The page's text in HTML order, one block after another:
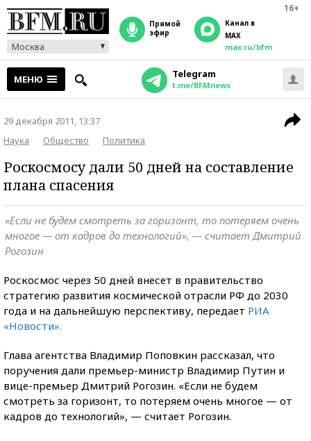
16+
Москва
прямой
эфир
Канал в
MAX
max.ru/bfm
МЕНЮ Telegram
t.me/BFMnews
29 декабря 2011, 13:37
Наука
Общество Политика
Роскосмосу дали 50 дней на составление
плана спасения
«Если не будем смотреть за горизонт, то потеряем очень
многое — от кадров до технологий», — считает Дмитрий
Рогозин
Роскосмос через 50 дней внесет в правительство
стратегию развития космической отрасли РФ до 2030
года и на дальнейшую перспективу, передает РИА
«Новости».
Глава агентства Владимир Поповкин рассказал, что
поручения дали премьер-министр Владимир Путин и
вице-премьер Дмитрий Рогозин. «Если не будем
смотреть за горизонт, то потеряем очень многое — от
кадров до технологий», — считает Рогозин.